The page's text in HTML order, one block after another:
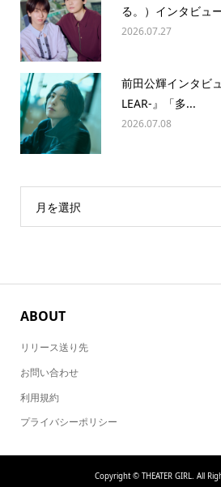
る。）インタビュ
2026.07.27
前田公輝インタビ
LEAR-』「多...
2026.07.08
月を選択
ABOUT
リリース送り先
お問い合わせ
利用規約
プライバシーポリシー
Copyright © THEATER GIRL. All